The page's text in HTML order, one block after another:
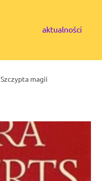
aktualności
Szczypta magii